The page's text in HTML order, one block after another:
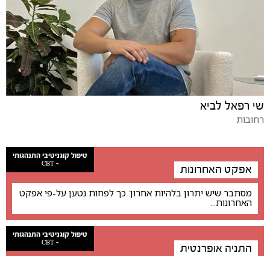
שי רפאל לביא
רחובות
טיפול קוגניטיבי התנהגותי
- CBT
אפקט האחרונות
מסתבר שיש יתרון בלהיות אחרון: כך לפחות נטען על-פי אפקט
האחרונות...
טיפול קוגניטיבי התנהגותי
- CBT
התניה אופרנטית